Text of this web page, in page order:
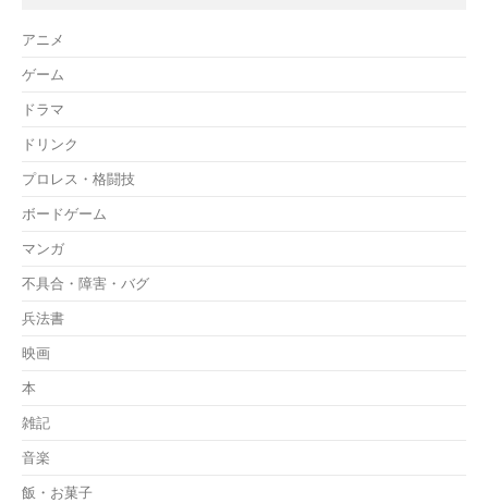
アニメ
ゲーム
ドラマ
ドリンク
プロレス・格闘技
ボードゲーム
マンガ
不具合・障害・バグ
兵法書
映画
本
雑記
音楽
飯・お菓子